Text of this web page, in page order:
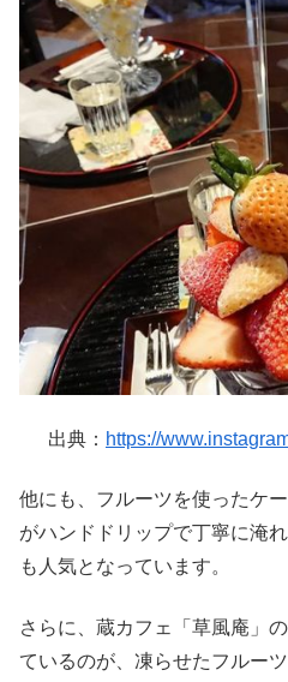
出典： https://
他にも、フルーツを使ったケ
がハンドドリップで丁寧に淹
も人気となっています。
さらに、蔵カフェ「草風庵」
ているのが、凍らせたフルー